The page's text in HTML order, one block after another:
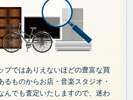
プではありえないほどの豊富な買
るものからお店・音楽スタジオ・
んでも査定いたしますので、迷わ